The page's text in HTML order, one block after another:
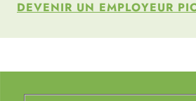
DEVENIR UN EMPLOYEUR